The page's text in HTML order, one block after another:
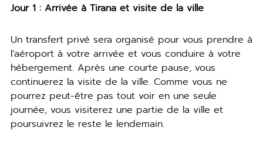
Jour 1 : Arrivée à Tirana et visite de la ville
Un transfert privé sera organisé pour vous prendre à
l’aéroport à votre arrivée et vous conduire à votre
hébergement. Après une courte pause, vous
continuerez la visite de la ville. Comme vous ne
pourrez peut-être pas tout voir en une seule
journée, vous visiterez une partie de la ville et
poursuivrez le reste le lendemain.